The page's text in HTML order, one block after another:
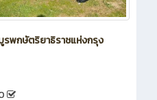
รพกษัตริยาธิราชแห่งกรุง